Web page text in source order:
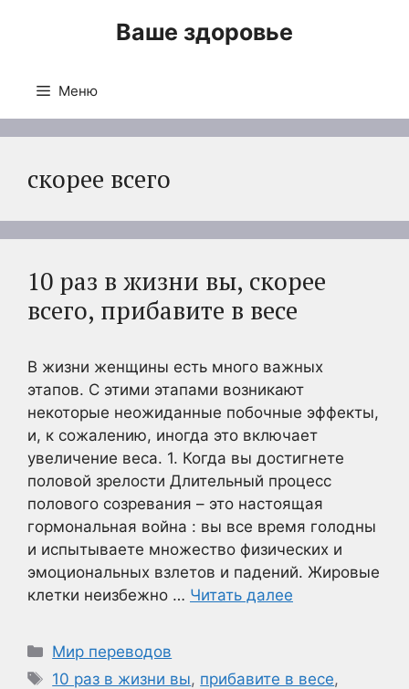
Ваше здоровье
Меню
скорее всего
10 раз в жизни вы, скорее
всего, прибавите в весе
В жизни женщины есть много важных
этапов. С этими этапами возникают
некоторые неожиданные побочные эффекты,
и, к сожалению, иногда это включает
увеличение веса. 1. Когда вы достигнете
половой зрелости Длительный процесс
полового созревания – это настоящая
гормональная война : вы все время голодны
и испытываете множество физических и
эмоциональных взлетов и падений. Жировые
клетки неизбежно … Читать далее
Рубрики
Мир переводов
Метки
10 раз в жизни вы, прибавите в весе,